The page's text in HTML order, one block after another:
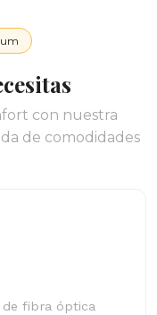
con nuestra
de comodidades
fibra óptica